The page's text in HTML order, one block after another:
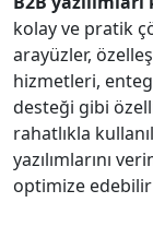
kolay ve pratik
arayüzler,
hizmetleri,
desteği gibi
rahatlıkla
yazılımlarını
optimize edebilir